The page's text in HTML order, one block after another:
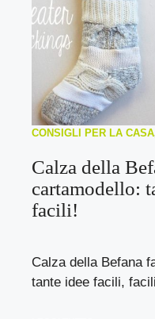
CONSIGLI PER LA CASA
Calza della
cartamodello:
facili!
Calza della Befana
tante idee facili,